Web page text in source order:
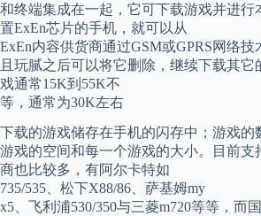
和终端集成在一起，它可下载游戏并进行
置ExEn芯片的手机，就可以从
ExEn内容供货商通过GSM或GPRS网络技
且玩腻之后可以将它删除，继续下载其
戏通常15K到55K不
等，通常为30K左右
下载的游戏储存在手机的闪存中；游戏的
游戏的空间和每一个游戏的大小。目前支
商也比较多，有阿尔卡特如
735/535、松下X88/86、萨基姆my
x5、飞利浦530/350与三菱m720等等，而